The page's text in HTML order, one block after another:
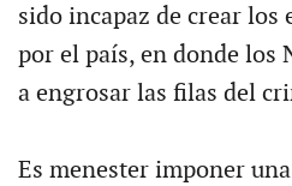
sido incapaz de crear los
por el país, en donde los
a engrosar las filas del
Es menester imponer